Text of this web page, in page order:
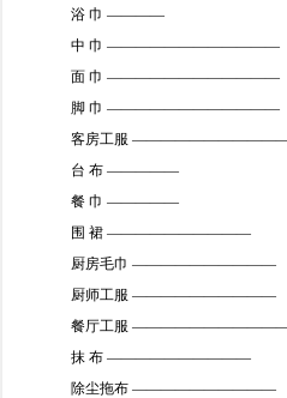
浴 巾 ————
中 巾 ————————————
面 巾 ————————————
脚 巾 ————————————
客房工服
台 布 —————
餐 巾 —————
围 裙 ——————————
厨房毛巾 ——————————
厨师工服 ——————————
餐厅工服
抹 布 ——————————
除尘拖布 ——————————